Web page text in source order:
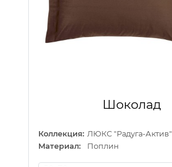
Шоколад
Коллекция: ЛЮКС "Радуга-Актив"
Материал:
Поплин